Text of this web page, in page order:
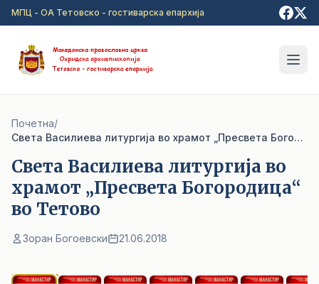
Прејди на главна содржина
МПЦ - ОА Тетовско - гостиварска епархија
Почетна/
Света Василиева литургија во храмот „Пресвета Богородица“ во Тетово
Света Василиева литургија во
храмот „Пресвета Богородица“
во Тетово
Зоран Богоевски 21.06.2018